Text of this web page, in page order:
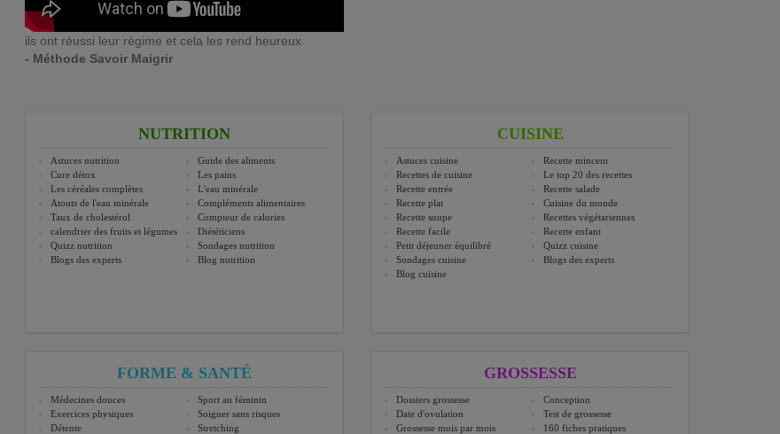
ils ont réussi leur régime et cela les rend heureux
- Méthode Savoir Maigrir
NUTRITION
Astuces nutrition
Guide des aliments
Cure détox
Les pains
Les céréales complètes
L'eau minérale
Atouts de l'eau minérale
Compléments alimentaires
Taux de cholestérol
Compteur de calories
calendrier des fruits et légumes
Diététiciens
Quizz nutrition
Sondages nutrition
Blogs des experts
Blog nutrition
CUISINE
Astuces cuisine
Recette minceur
Recettes de cuisine
Le top 20 des recettes
Recette entrée
Recette salade
Recette plat
Cuisine du monde
Recette soupe
Recettes végétariennes
Recette facile
Recette enfant
Petit déjeuner équilibré
Quizz cuisine
Sondages cuisine
Blogs des experts
Blog cuisine
FORME & SANTÉ
Médecines douces
Sport au féminin
Exercices physiques
Soigner sans risques
Détente
Stretching
GROSSESSE
Dossiers grossesse
Conception
Date d'ovulation
Test de grossesse
Grossesse mois par mois
160 fiches pratiques